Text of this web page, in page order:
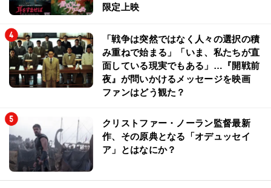
限定上映
「戦争は突然ではなく人々の選択の積
み重ねで始まる」「いま、私たちが直
面している現実でもある」…『開戦前
夜』が問いかけるメッセージを映画
ファンはどう観た？
クリストファー・ノーラン監督最新
作、その原典となる「オデュッセイ
ア」とはなにか？